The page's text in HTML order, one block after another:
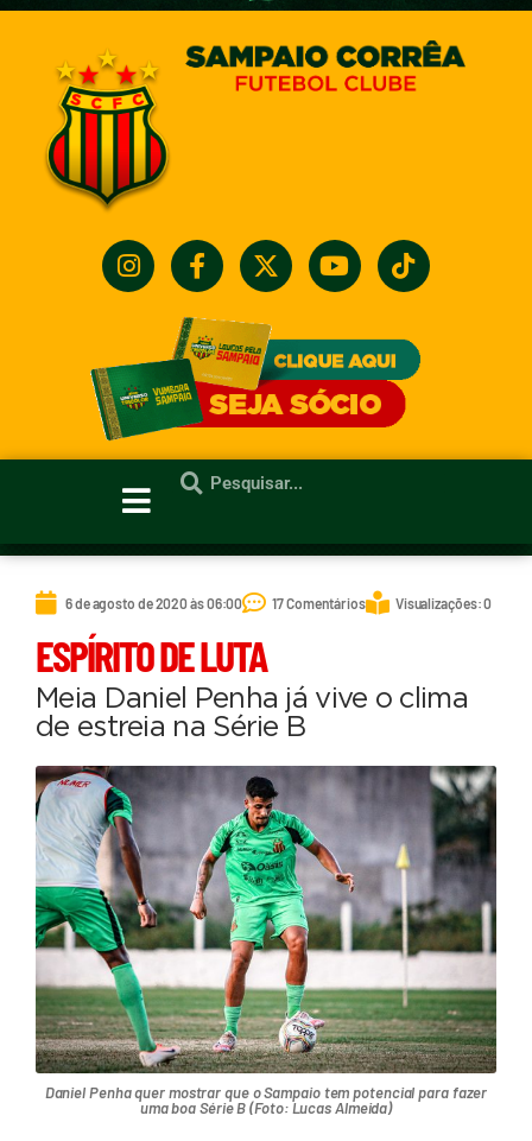
6 de agosto de 2020 às 06:00 17 Comentários Visualizações: 0
ESPÍRITO DE LUTA
Meia Daniel Penha já vive o clima
de estreia na Série B
Daniel Penha quer mostrar que o Sampaio tem potencial para fazer
uma boa Série B (Foto: Lucas Almeida)